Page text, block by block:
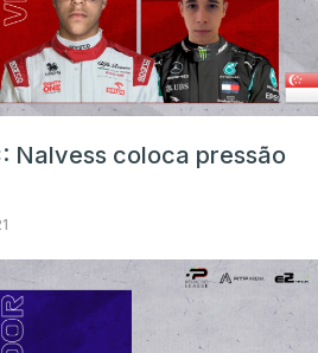
Nalvess coloca pressão